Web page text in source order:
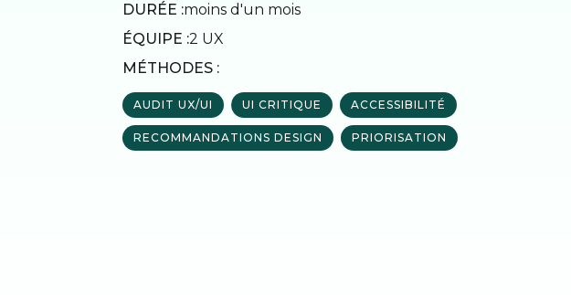
DURÉE :moins d'un mois
ÉQUIPE :2 UX
MÉTHODES :
AUDIT UX/UI UI CRITIQUE ACCESSIBILITÉ
RECOMMANDATIONS DESIGN PRIORISATION